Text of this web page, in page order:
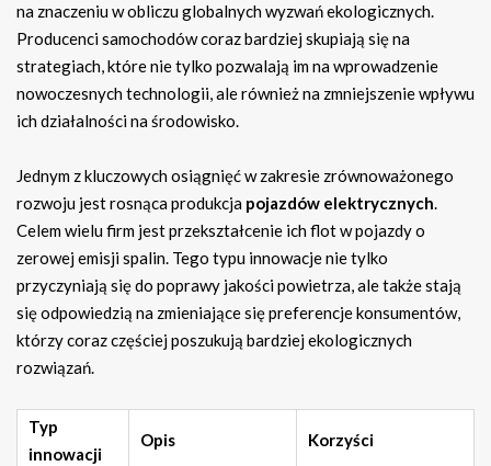
na znaczeniu w obliczu globalnych wyzwań ekologicznych.
Producenci samochodów coraz bardziej skupiają się na
strategiach, które nie tylko pozwalają im na wprowadzenie
nowoczesnych technologii, ale również na zmniejszenie wpływu
ich działalności na środowisko.
Jednym z kluczowych osiągnięć w zakresie zrównoważonego
rozwoju jest rosnąca produkcja pojazdów elektrycznych.
Celem wielu firm jest przekształcenie ich flot w pojazdy o
zerowej emisji spalin. Tego typu innowacje nie tylko
przyczyniają się do poprawy jakości powietrza, ale także stają
się odpowiedzią na zmieniające się preferencje konsumentów,
którzy coraz częściej poszukują bardziej ekologicznych
rozwiązań.
Typ
innowacji
Opis Korzyści